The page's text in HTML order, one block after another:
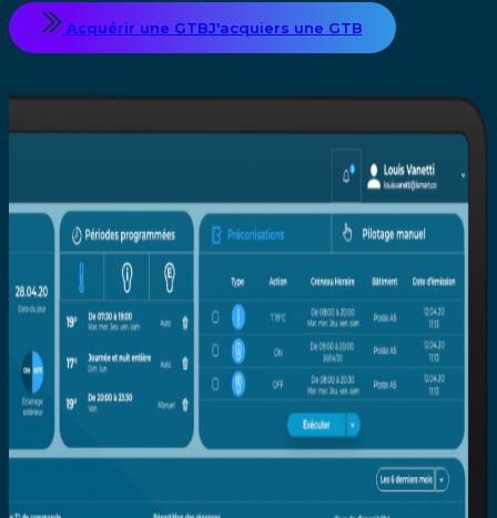
Acquérir une GTBJ'acquiers une GTB